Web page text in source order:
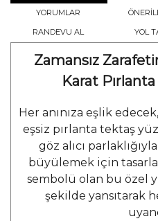
YORUMLAR
RANDEVU AL
YOL
Zamansız
Karat
Her anınıza eşlik
eşsiz pırlanta tektaş
göz alıcı
büyülemek için
sembolü olan bu özel
şekilde yansıtarak